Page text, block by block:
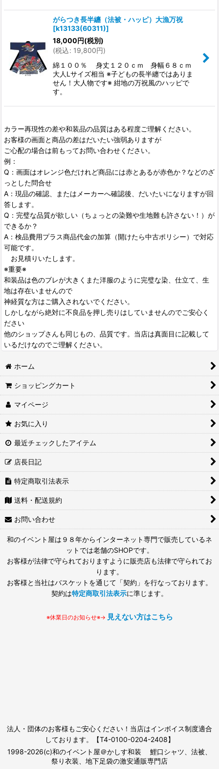
がらつき長半纏（法被・ハッピ）大漁万祝
[k13133(60311)]
18,000円(税別)
(税込: 19,800円)
綿１００％ 身丈１２０ｃｍ 身幅６８ｃｍ
大人Lサイズ相当 ※子どもの長半纏ではありま
せん！大人物です※ 紺地の万祝風のハッピで
す。
カラー再現性の差や和装品の品質はある程度ご理解ください。
お客様の画面と商品の差はだいたい強弱ありますが
ご心配の場合は前もってお問い合わせください。
例：
Q：画面はオレンジ色だけれど商品には赤とあるが赤色か？などのざ
っとした問合せ
A：現品の確認、またはメーカーへ確認後、だいたいになりますが回
答します。
Q：完璧な品質が欲しい（ちょっとの染難や生地難も許さない！）が
できるか？
A：検品費用プラス商品代金の加算（開けたら中古ポリシー）で対応
可能です。
お見積りいたします。
※重要※
和装品は色のブレが大きくまた洋服のように完璧な染、仕立て、生
地は存在いませんので
神経質な方はご購入されないでください。
しかしながら絶対に不良品を押し売りはしていませんのでご安心く
ださい
他のショップさんも同じもの、品質です。当店は真面目に記載して
いるだけなのでご理解ください。
ホーム
ショッピングカート
マイページ
お気に入り
最近チェックしたアイテム
店長日記
特定商取引法表示
送料・配送規約
お問い合わせ
和のイベント屋は９８年からインターネット専門で販売しているネ
ットでは老舗のSHOPです。
お客様が法律で守られておりますように販売店も法律で守られてお
ります。
お客様と当社はバスケットを通じて「契約」を行なっております。
契約は特定商取引法表示に準じます。
※休業日のお知らせ※→ 見えない方はこちら
法人・団体のお客様もご安心ください！当店はインボイス制度適合
しております。【T4-0100-0204-2408】
1998-2026(c)和のイベント屋＠かしす和装 鯉口シャツ、法被、
祭り衣装、地下足袋の激安通販専門店